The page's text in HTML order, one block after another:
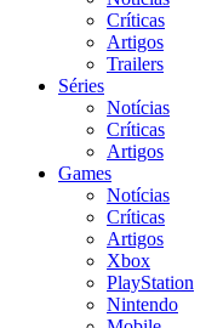
Críticas
Artigos
Trailers
Séries
Notícias
Críticas
Artigos
Games
Notícias
Críticas
Artigos
Xbox
PlayStation
Nintendo